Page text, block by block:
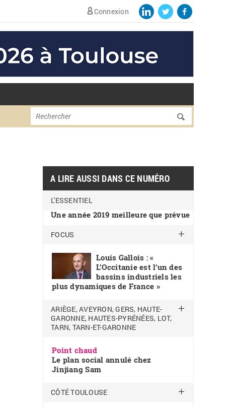
Connexion
Formulaire de
Rechercher
A LIRE AUSSI DANS CE NUMÉRO
L'ESSENTIEL
Une année 2019 meilleure que prévue
FOCUS
Louis Gallois : «
L’Occitanie est l’un des
bassins industriels les
plus dynamiques de France »
ARIÈGE, AVEYRON, GERS, HAUTE-
GARONNE, HAUTES-PYRÉNÉES, LOT,
TARN, TARN-ET-GARONNE
Point chaud
Le plan social annulé chez
Jinjiang Sam
CÔTÉ TOULOUSE